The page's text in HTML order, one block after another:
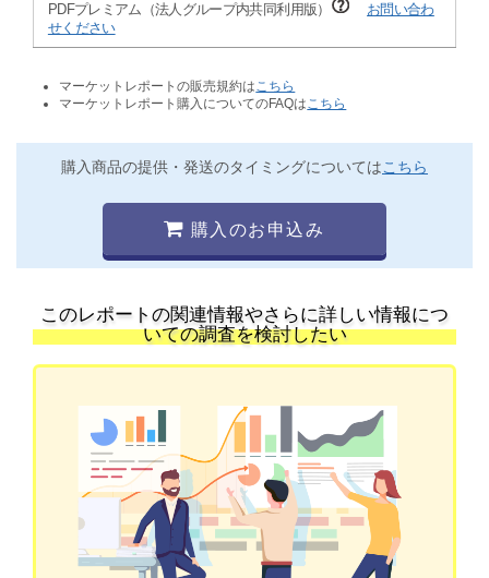
PDFプレミアム（法人グループ内共同利用版）
お問い合わ
せください
マーケットレポートの販売規約は こちら
マーケットレポート購入についてのFAQは こちら
購入商品の提供・発送のタイミングについてはこちら
購入のお申込み
このレポートの関連情報やさらに詳しい情報につ
いての調査を検討したい